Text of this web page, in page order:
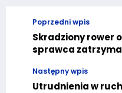
Poprzedni wpis
Skradziony rower
sprawca
Następny wpis
Utrudnienia w